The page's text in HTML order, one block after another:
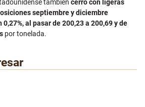
también cerró con ligeras
septiembre y diciembre
al pasar de 200,23 a 200,69 y de
por tonelada.